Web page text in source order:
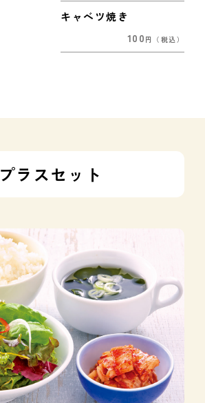
キャベツ焼き
100 円 （税込）
プラスセット